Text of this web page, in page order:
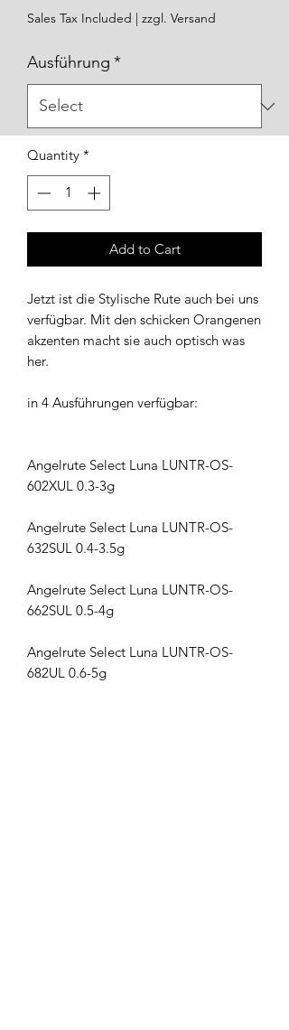
Price
Price
Sales Tax Included | zzgl. Versand
Ausführung *
Quantity *
Add to Cart
Jetzt ist die Stylische Rute auch bei uns
verfügbar. Mit den schicken Orangenen
akzenten macht sie auch optisch was
her.
in 4 Ausführungen verfügbar:
Angelrute Select Luna LUNTR-OS-
602XUL 0.3-3g
Angelrute Select Luna LUNTR-OS-
632SUL 0.4-3.5g
Angelrute Select Luna LUNTR-OS-
662SUL 0.5-4g
Angelrute Select Luna LUNTR-OS-
682UL 0.6-5g